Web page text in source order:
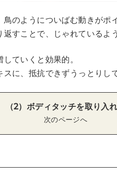
のようについばむ動きがポイ
すことで、じゃれているよ
ていくと効果的。
に、抵抗できずうっとりし
（2）ボディタッチを取り入
次のページへ